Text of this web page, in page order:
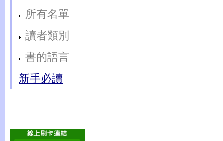
所有名單
讀者類別
書的語言
新手必讀